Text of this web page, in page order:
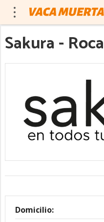
Sakura - Roca
Domicilio: